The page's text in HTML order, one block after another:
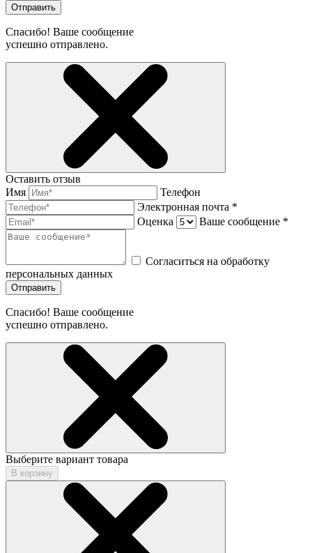
Отправить
Спасибо! Ваше сообщение
успешно отправлено.
Оставить отзыв
Имя
Телефон
Электронная почта *
Оценка
Ваше сообщение *
Согласиться на обработку
персональных данных
Отправить
Спасибо! Ваше сообщение
успешно отправлено.
Выберите вариант товара
В корзину